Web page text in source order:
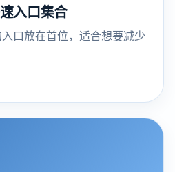
入口集合
口放在首位，适合想要减少